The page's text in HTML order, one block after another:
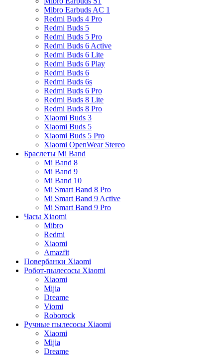
Mibro Earbuds AC 1
Redmi Buds 4 Pro
Redmi Buds 5
Redmi Buds 5 Pro
Redmi Buds 6 Active
Redmi Buds 6 Lite
Redmi Buds 6 Play
Redmi Buds 6
Redmi Buds 6s
Redmi Buds 6 Pro
Redmi Buds 8 Lite
Redmi Buds 8 Pro
Xiaomi Buds 3
Xiaomi Buds 5
Xiaomi Buds 5 Pro
Xiaomi OpenWear Stereo
Браслеты Mi Band
Mi Band 8
Mi Band 9
Mi Band 10
Mi Smart Band 8 Pro
Mi Smart Band 9 Active
Mi Smart Band 9 Pro
Часы Xiaomi
Mibro
Redmi
Xiaomi
Amazfit
Повербанки Xiaomi
Робот-пылесосы Xiaomi
Xiaomi
Mijia
Dreame
Viomi
Roborock
Ручные пылесосы Xiaomi
Xiaomi
Mijia
Dreame